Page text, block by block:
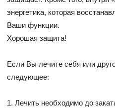
энергетика, которая
Ваши функции.
Хорошая защита!
Если Вы лечите себя или
следующее:
1. Лечить необходимо до